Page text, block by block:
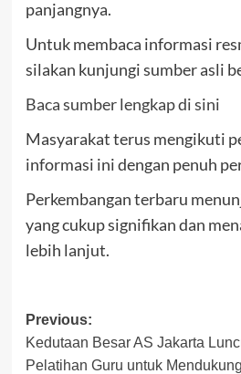
panjangnya.
Untuk membaca informasi
silakan kunjungi sumber asli
Baca sumber lengkap di sini
Masyarakat terus mengikuti
informasi ini dengan penuh
Perkembangan terbaru
yang cukup signifikan dan
lebih lanjut.
Post
navigation
Previous:
Kedutaan Besar AS Jakarta
Pelatihan Guru untuk